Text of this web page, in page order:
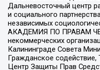
Дальневосточный центр
и социального
независимых
АКАДЕМИЯ ПО ПРАВАМ
некоммерческих
Калининграде Совета
Гражданское содействие,
Центр Защиты Прав